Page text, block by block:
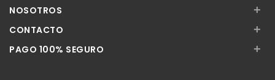
NOSOTROS +
CONTACTO +
PAGO 100% SEGURO +